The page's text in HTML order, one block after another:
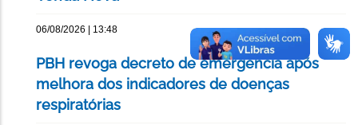
06/08/2026 | 13:48
PBH revoga decreto de emergência após
melhora dos indicadores de doenças
respiratórias